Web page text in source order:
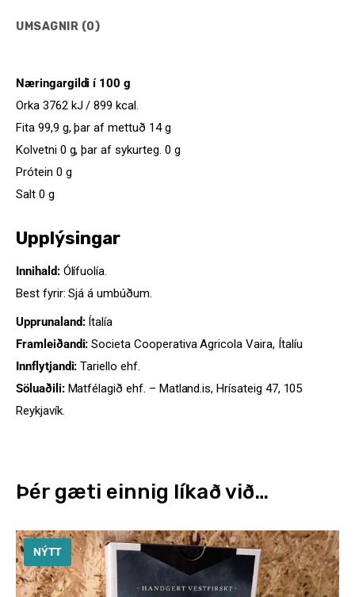
UMSAGNIR (0)
Næringargildi í 100 g
Orka 3762 kJ / 899 kcal.
Fita 99,9 g, þar af mettuð 14 g
Kolvetni 0 g, þar af sykurteg. 0 g
Prótein 0 g
Salt 0 g
Upplýsingar
Innihald:Ólífuolía.
Best fyrir: Sjá á umbúðum.
Upprunaland: Ítalía
Framleiðandi:Societa Cooperativa Agricola Vaira, Ítalíu
Innflytjandi: Tariello ehf.
Söluaðili:Matfélagið ehf. – Matland.is, Hrísateig 47, 105
Reykjavík.
Þér gæti einnig líkað við…
NÝTT